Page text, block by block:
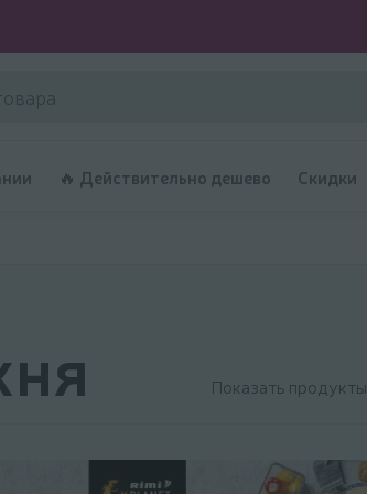
🔥 Действительно дешево Скидки
Показать продукты